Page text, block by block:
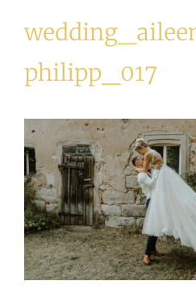
philipp_017